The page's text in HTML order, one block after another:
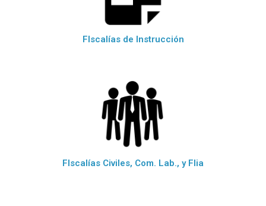
FIscalías de Instrucción
FIscalías Civiles, Com. Lab., y Flia